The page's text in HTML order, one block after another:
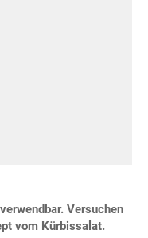
Versuchen
vom Kürbissalat.